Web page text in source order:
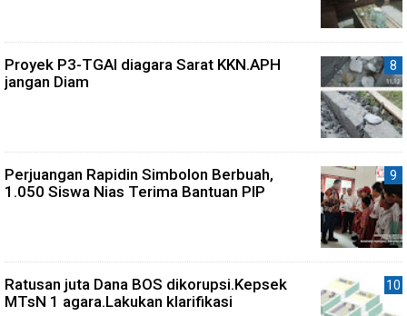
Proyek P3-TGAI diagara Sarat KKN.APH
jangan Diam
Perjuangan Rapidin Simbolon Berbuah,
1.050 Siswa Nias Terima Bantuan PIP
Ratusan juta Dana BOS dikorupsi.Kepsek
MTsN 1 agara.Lakukan klarifikasi